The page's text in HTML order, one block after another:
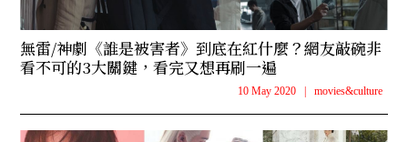
無雷/神劇《誰是被害者》到底在紅什麼？網友敲碗非
看不可的3大關鍵，看完又想再刷一遍
10 May 2020 | movies&culture